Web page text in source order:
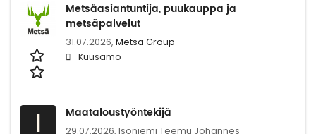
Metsäasiantuntija, puukauppa ja
metsäpalvelut
31.07.2026, Metsä Group
Kuusamo
I Maataloustyöntekijä
29.07.2026, Isoniemi Teemu Johannes